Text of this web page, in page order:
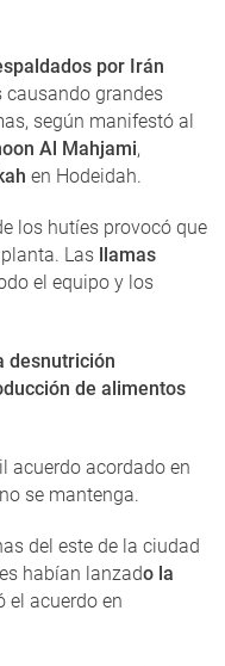
por Irán
grandes
según manifestó al
Al Mahjami,
en Hodeidah.
los hutíes provocó que
Las llamas
el equipo y los
desnutrición
de alimentos
acuerdo acordado en
no se mantenga.
del este de la ciudad
habían lanzado la
el acuerdo en